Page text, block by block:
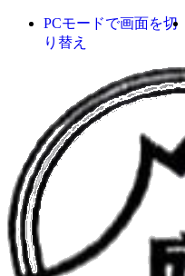
PCモードで画面を切
り替え